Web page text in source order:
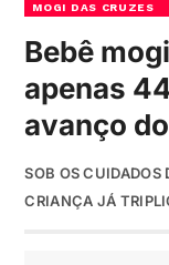
MOGI DAS CRUZES
Bebê
apenas
avanço
SOB OS CUIDADOS
CRIANÇA JÁ